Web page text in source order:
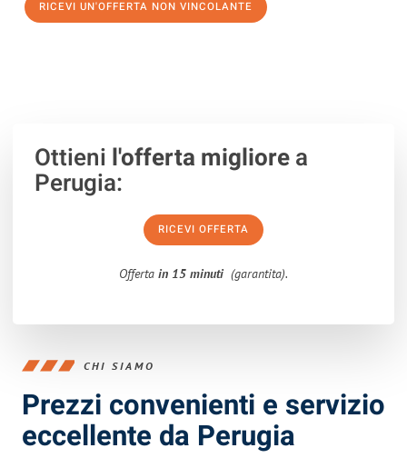
RICEVI UN'OFFERTA NON VINCOLANTE
Ottieni l'offerta migliorea
Perugia:
RICEVI OFFERTA
Offerta in 15 minuti (garantita).
CHI SIAMO
Prezzi convenienti e servizio
eccellente da Perugia